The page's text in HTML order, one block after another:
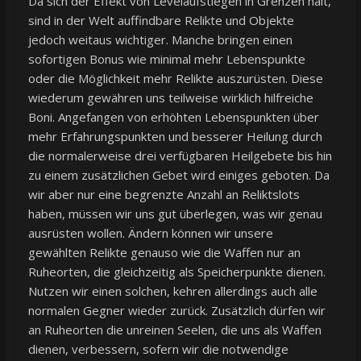
sind in der Welt auffindbare Relikte und Objekte
jedoch weitaus wichtiger. Manche bringen einen
sofortigen Bonus wie minimal mehr Lebenspunkte
oder die Möglichkeit mehr Relikte auszurüsten. Diese
wiederum gewähren uns teilweise wirklich hilfreiche
Boni. Angefangen von erhöhten Lebenspunkten über
mehr Erfahrungspunkten und besserer Heilung durch
die normalerweise drei verfügbaren Heilgebete bis hin
zu einem zusätzlichen Gebet wird einiges geboten. Da
wir aber nur eine begrenzte Anzahl an Reliktslots
haben, müssen wir uns gut überlegen, was wir genau
ausrüsten wollen. Ändern können wir unsere
gewählten Relikte genauso wie die Waffen nur an
Ruheorten, die gleichzeitig als Speicherpunkte dienen.
Nutzen wir einen solchen, kehren allerdings auch alle
normalen Gegner wieder zurück. Zusätzlich dürfen wir
an Ruheorten die unreinen Seelen, die uns als Waffen
dienen, verbessern, sofern wir die notwendige